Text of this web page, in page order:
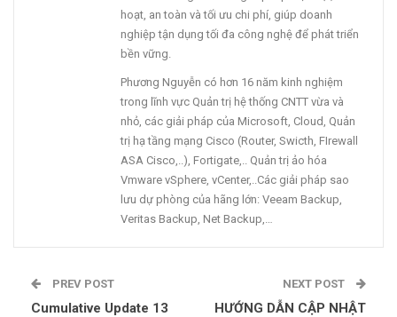
hoạt, an toàn và tối ưu chi phí, giúp doanh
nghiệp tận dụng tối đa công nghệ để phát triển
bền vững.
Phương Nguyễn có hơn 16 năm kinh nghiệm
trong lĩnh vực Quản trị hệ thống CNTT vừa và
nhỏ, các giải pháp của Microsoft, Cloud, Quản
trị hạ tầng mạng Cisco (Router, Swicth, FIrewall
ASA Cisco,..), Fortigate,.. Quản trị ảo hóa
Vmware vSphere, vCenter,..Các giải pháp sao
lưu dự phòng của hãng lớn: Veeam Backup,
Veritas Backup, Net Backup,…
PREV POST
Cumulative Update 13
NEXT POST
HƯỚNG DẪN CẬP NHẬT